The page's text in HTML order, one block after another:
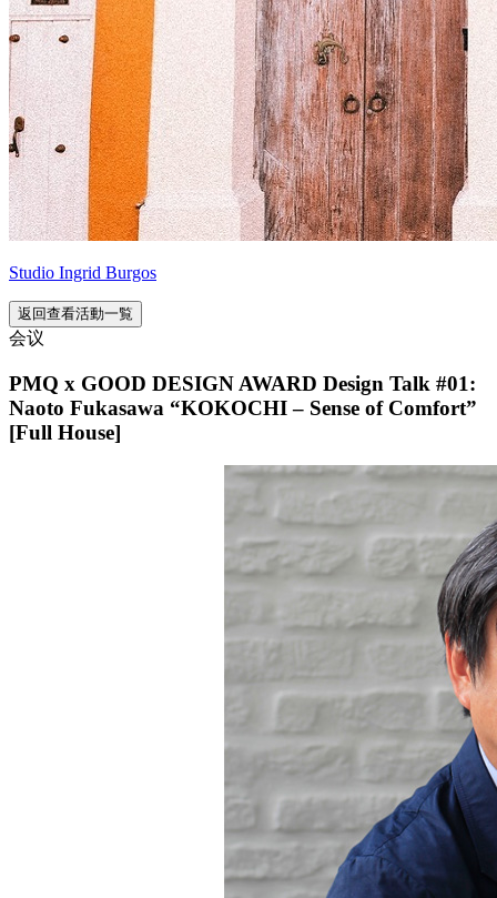
Studio Ingrid Burgos
返回查看活動一覧
会议
PMQ x GOOD DESIGN AWARD Design Talk #01:
Naoto Fukasawa “KOKOCHI – Sense of Comfort”
[Full House]